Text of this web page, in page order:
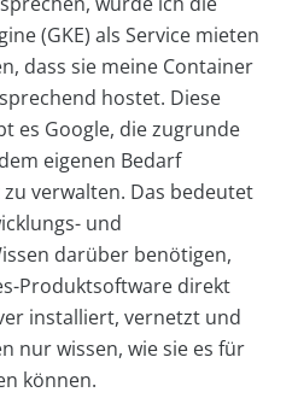
(GKE) als Service mieten
dass sie meine Container
hostet. Diese
es Google, die zugrunde
eigenen Bedarf
verwalten. Das bedeutet
und
darüber benötigen,
Produktsoftware direkt
installiert, vernetzt und
nur wissen, wie sie es für
können.